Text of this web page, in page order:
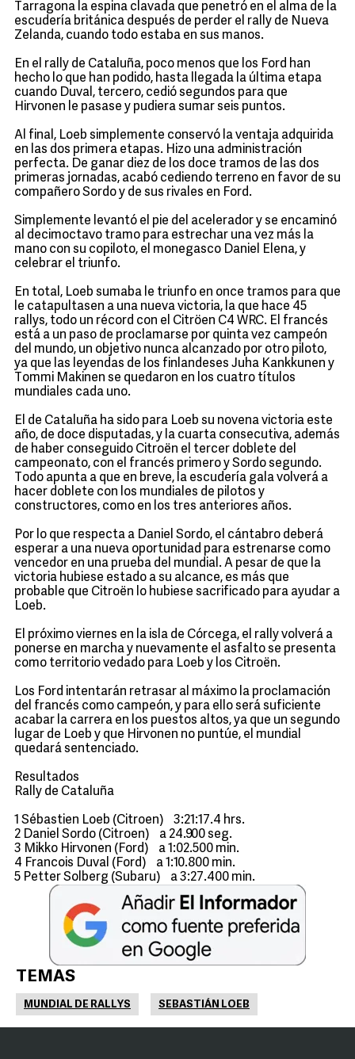
Tarragona la espina clavada que penetró en el alma de la
escudería británica después de perder el rally de Nueva
Zelanda, cuando todo estaba en sus manos.
En el rally de Cataluña, poco menos que los Ford han
hecho lo que han podido, hasta llegada la última etapa
cuando Duval, tercero, cedió segundos para que
Hirvonen le pasase y pudiera sumar seis puntos.
Al final, Loeb simplemente conservó la ventaja adquirida
en las dos primera etapas. Hizo una administración
perfecta. De ganar diez de los doce tramos de las dos
primeras jornadas, acabó cediendo terreno en favor de su
compañero Sordo y de sus rivales en Ford.
Simplemente levantó el pie del acelerador y se encaminó
al decimoctavo tramo para estrechar una vez más la
mano con su copiloto, el monegasco Daniel Elena, y
celebrar el triunfo.
En total, Loeb sumaba le triunfo en once tramos para que
le catapultasen a una nueva victoria, la que hace 45
rallys, todo un récord con el Citröen C4 WRC. El francés
está a un paso de proclamarse por quinta vez campeón
del mundo, un objetivo nunca alcanzado por otro piloto,
ya que las leyendas de los finlandeses Juha Kankkunen y
Tommi Makinen se quedaron en los cuatro títulos
mundiales cada uno.
El de Cataluña ha sido para Loeb su novena victoria este
año, de doce disputadas, y la cuarta consecutiva, además
de haber conseguido Citroën el tercer doblete del
campeonato, con el francés primero y Sordo segundo.
Todo apunta a que en breve, la escudería gala volverá a
hacer doblete con los mundiales de pilotos y
constructores, como en los tres anteriores años.
Por lo que respecta a Daniel Sordo, el cántabro deberá
esperar a una nueva oportunidad para estrenarse como
vencedor en una prueba del mundial. A pesar de que la
victoria hubiese estado a su alcance, es más que
probable que Citroën lo hubiese sacrificado para ayudar a
Loeb.
El próximo viernes en la isla de Córcega, el rally volverá a
ponerse en marcha y nuevamente el asfalto se presenta
como territorio vedado para Loeb y los Citroën.
Los Ford intentarán retrasar al máximo la proclamación
del francés como campeón, y para ello será suficiente
acabar la carrera en los puestos altos, ya que un segundo
lugar de Loeb y que Hirvonen no puntúe, el mundial
quedará sentenciado.
Resultados
Rally de Cataluña
1 Sébastien Loeb (Citroen) 3:21:17.4 hrs.
2 Daniel Sordo (Citroen) a 24.900 seg.
3 Mikko Hirvonen (Ford) a 1:02.500 min.
4 Francois Duval (Ford) a 1:10.800 min.
5 Petter Solberg (Subaru) a 3:27.400 min.
TEMAS
MUNDIAL DE RALLYS SEBASTIÁN LOEB